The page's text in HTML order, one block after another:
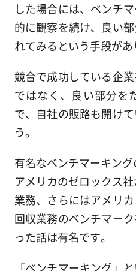
した場合には、ベンチ
的に観察を続け、良い
れてみるという手段があ
競合で成功している企
ではなく、良い部分を
で、自社の販路も開け
う。
有名なベンチマーキン
アメリカのゼロックス
業務、さらにはアメリ
回収業務のベンチマー
った話は有名です。
「ベンチマーキング」